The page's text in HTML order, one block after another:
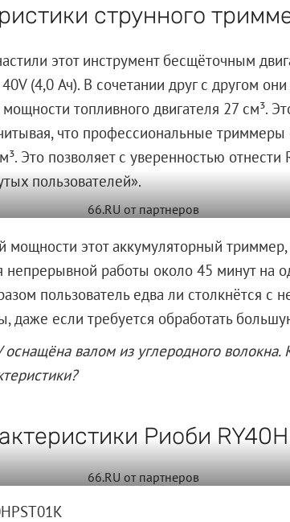
струнного
этот инструмент бесщёточным
(4,0 Ач). В сочетании друг с другом
топливного двигателя 27 см³.
что профессиональные
Это позволяет с уверенностью отнести
пользователей».
мощности этот аккумуляторный
непрерывной работы около 45 минут на
пользователь едва ли столкнётся с
даже если требуется обработать
оснащёна валом из углеродного волокна.
Риоби